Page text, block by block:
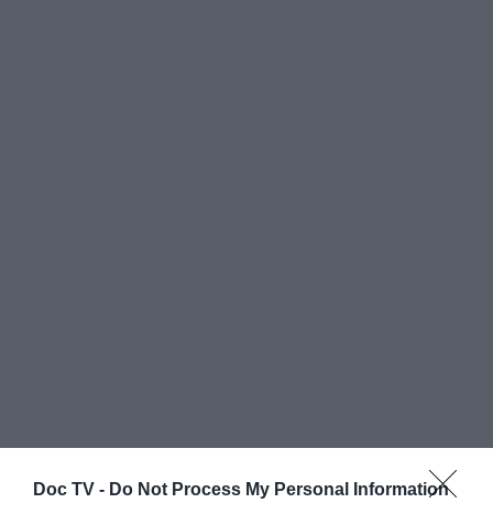
Doc TV - Do Not Process My Personal Information